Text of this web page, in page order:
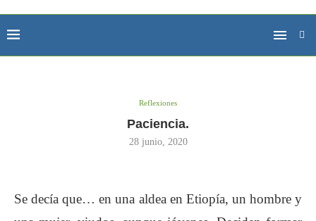
Reflexiones
Paciencia.
28 junio, 2020
Se decía que… en una aldea en Etiopía, un hombre y